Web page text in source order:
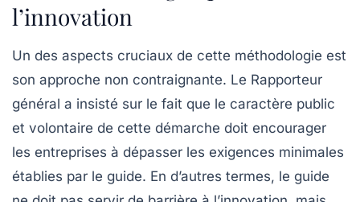
l’innovation
Un des aspects cruciaux de cette méthodologie est
son approche non contraignante. Le Rapporteur
général a insisté sur le fait que le caractère public
et volontaire de cette démarche doit encourager
les entreprises à dépasser les exigences minimales
établies par le guide. En d’autres termes, le guide